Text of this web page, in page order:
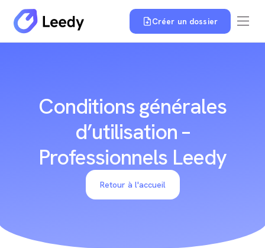
Créer un dossier
Conditions générales
d’utilisation –
Professionnels Leedy
Retour à l'accueil